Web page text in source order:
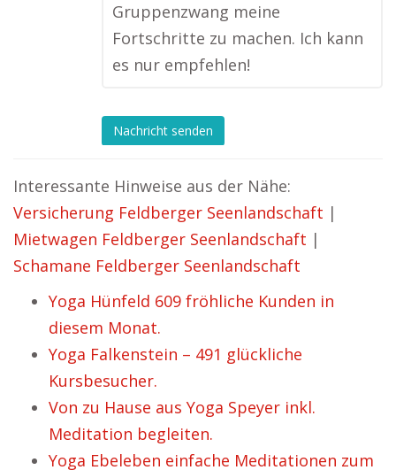
Gruppenzwang meine
Fortschritte zu machen. Ich kann
es nur empfehlen!
Nachricht senden
Interessante Hinweise aus der Nähe:
Versicherung Feldberger Seenlandschaft |
Mietwagen Feldberger Seenlandschaft |
Schamane Feldberger Seenlandschaft
Yoga Hünfeld 609 fröhliche Kunden in
diesem Monat.
Yoga Falkenstein – 491 glückliche
Kursbesucher.
Von zu Hause aus Yoga Speyer inkl.
Meditation begleiten.
Yoga Ebeleben einfache Meditationen zum